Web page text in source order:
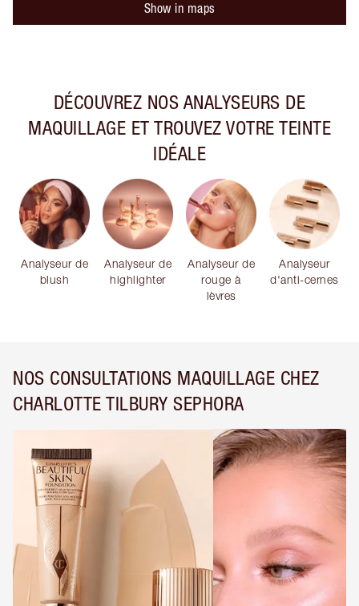
Show in maps
DÉCOUVREZ NOS ANALYSEURS DE
MAQUILLAGE ET TROUVEZ VOTRE TEINTE
IDÉALE
Analyseur de
blush
Analyseur de
highlighter
Analyseur de
rouge à
lèvres
Analyseur
d'anti-cernes
NOS CONSULTATIONS MAQUILLAGE CHEZ
CHARLOTTE TILBURY SEPHORA